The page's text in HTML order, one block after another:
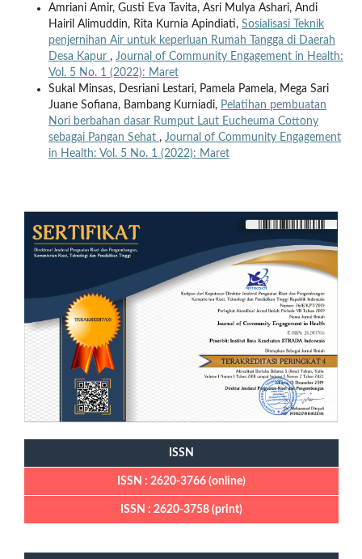
Amriani Amir, Gusti Eva Tavita, Asri Mulya Ashari, Andi
Hairil Alimuddin, Rita Kurnia Apindiati, Sosialisasi Teknik
penjernihan Air untuk keperluan Rumah Tangga di Daerah
Desa Kapur , Journal of Community Engagement in Health:
Vol. 5 No. 1 (2022): Maret
Sukal Minsas, Desriani Lestari, Pamela Pamela, Mega Sari
Juane Sofiana, Bambang Kurniadi, Pelatihan pembuatan
Nori berbahan dasar Rumput Laut Eucheuma Cottony
sebagai Pangan Sehat , Journal of Community Engagement
in Health: Vol. 5 No. 1 (2022): Maret
ISSN
ISSN : 2620-3766 (online)
ISSN : 2620-3758 (print)